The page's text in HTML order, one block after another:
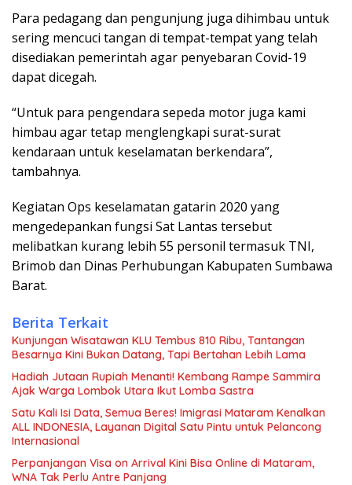
Para pedagang dan pengunjung juga dihimbau untuk
sering mencuci tangan di tempat-tempat yang telah
disediakan pemerintah agar penyebaran Covid-19
dapat dicegah.
“Untuk para pengendara sepeda motor juga kami
himbau agar tetap menglengkapi surat-surat
kendaraan untuk keselamatan berkendara”,
tambahnya.
Kegiatan Ops keselamatan gatarin 2020 yang
mengedepankan fungsi Sat Lantas tersebut
melibatkan kurang lebih 55 personil termasuk TNI,
Brimob dan Dinas Perhubungan Kabupaten Sumbawa
Barat.
Berita Terkait
Kunjungan Wisatawan KLU Tembus 810 Ribu, Tantangan
Besarnya Kini Bukan Datang, Tapi Bertahan Lebih Lama
Hadiah Jutaan Rupiah Menanti! Kembang Rampe Sammira
Ajak Warga Lombok Utara Ikut Lomba Sastra
Satu Kali Isi Data, Semua Beres! Imigrasi Mataram Kenalkan
ALL INDONESIA, Layanan Digital Satu Pintu untuk Pelancong
Internasional
Perpanjangan Visa on Arrival Kini Bisa Online di Mataram,
WNA Tak Perlu Antre Panjang